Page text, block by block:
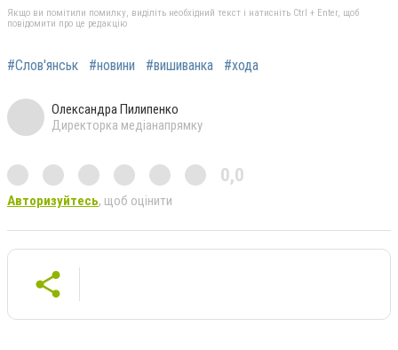
Якщо ви помітили помилку, виділіть необхідний текст і натисніть Ctrl + Enter, щоб
повідомити про це редакцію
#Слов'янськ #новини #вишиванка #хода
Олександра Пилипенко
Директорка медіанапрямку
0,0
Авторизуйтесь, щоб оцінити